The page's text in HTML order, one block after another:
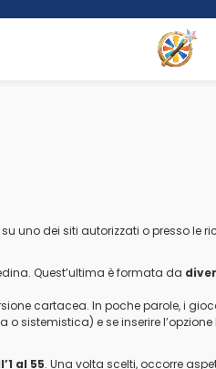
uno dei siti autorizzati o presso le
Quest’ultima è formata da
cartacea. In poche parole, i
e se inserire l’opzione
al 55. Una volta scelti, occorre